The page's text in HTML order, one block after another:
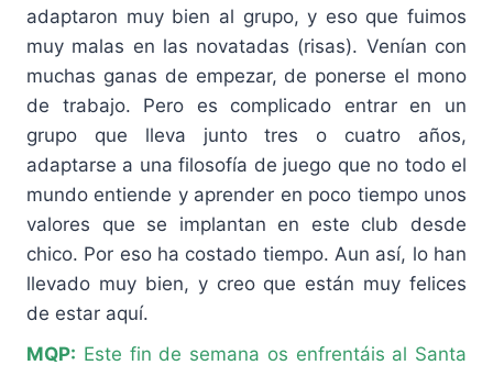
adaptaron muy bien al grupo, y eso que fuimos
muy malas en las novatadas (risas). Venían con
muchas ganas de empezar, de ponerse el mono
de trabajo. Pero es complicado entrar en un
grupo que lleva junto tres o cuatro años,
adaptarse a una filosofía de juego que no todo el
mundo entiende y aprender en poco tiempo unos
valores que se implantan en este club desde
chico. Por eso ha costado tiempo. Aun así, lo han
llevado muy bien, y creo que están muy felices
de estar aquí.
MQP: Este fin de semana os enfrentáis al Santa